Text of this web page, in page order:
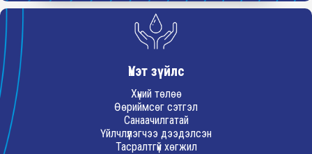
Үнэт зүйлс
Хүний төлөө
Өөриймсөг сэтгэл
Санаачилгатай
Үйлчлүүлэгчээ дээдэлсэн
Тасралтгүй хөгжил